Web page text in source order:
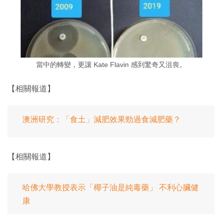
當中的轉變，更讓 Kate Flavin 感到驚奇又沮喪。
【相關報道】
澳洲研究：「食土」減肥效果勁過食減肥藥？
【相關報道】
哈佛大學教授表示「椰子油是純毒藥」 不利心臟健
康